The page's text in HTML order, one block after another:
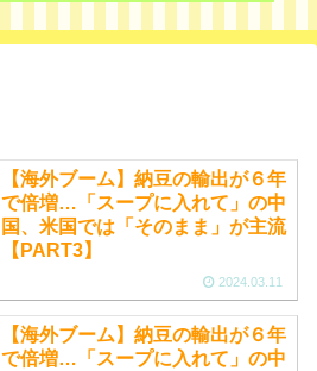
【海外ブーム】納豆の輸出が６年
で倍増…「スープに入れて」の中
国、米国では「そのまま」が主流
【PART3】
2024.03.11
【海外ブーム】納豆の輸出が６年
で倍増…「スープに入れて」の中